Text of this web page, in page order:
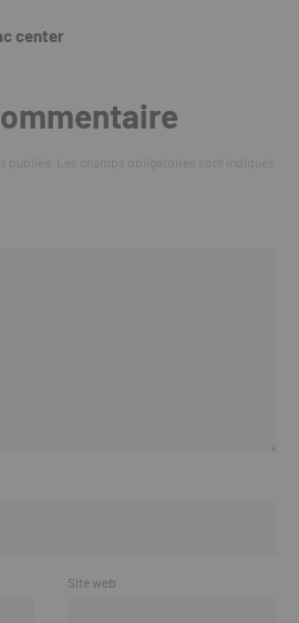
center
Site web